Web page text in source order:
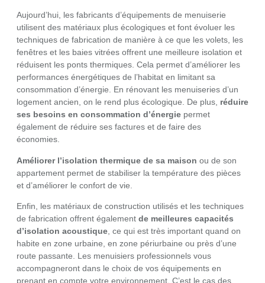
Aujourd’hui, les fabricants d’équipements de menuiserie
utilisent des matériaux plus écologiques et font évoluer les
techniques de fabrication de manière à ce que les volets, les
fenêtres et les baies vitrées offrent une meilleure isolation et
réduisent les ponts thermiques. Cela permet d’améliorer les
performances énergétiques de l’habitat en limitant sa
consommation d’énergie. En rénovant les menuiseries d’un
logement ancien, on le rend plus écologique. De plus, réduire
ses besoins en consommation d’énergie permet
également de réduire ses factures et de faire des
économies.
Améliorer l’isolation thermique de sa maison ou de son
appartement permet de stabiliser la température des pièces
et d’améliorer le confort de vie.
Enfin, les matériaux de construction utilisés et les techniques
de fabrication offrent également de meilleures capacités
d’isolation acoustique , ce qui est très important quand on
habite en zone urbaine, en zone périurbaine ou près d’une
route passante. Les menuisiers professionnels vous
accompagneront dans le choix de vos équipements en
prenant en compte votre environnement. C’est le cas des